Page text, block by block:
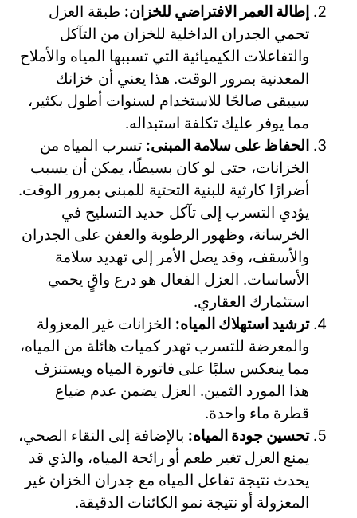
إطالة العمر الافتراضي للخزان: طبقة العزل
تحمي الجدران الداخلية للخزان من التآكل
والتفاعلات الكيميائية التي تسببها المياه والأملاح
المعدنية بمرور الوقت. هذا يعني أن خزانك
سيبقى صالحًا للاستخدام لسنوات أطول بكثير،
مما يوفر عليك تكلفة استبداله.
الحفاظ على سلامة المبنى: تسرب المياه من
الخزانات، حتى لو كان بسيطًا، يمكن أن يسبب
أضرارًا كارثية للبنية التحتية للمبنى بمرور الوقت.
يؤدي التسرب إلى تآكل حديد التسليح في
الخرسانة، وظهور الرطوبة والعفن على الجدران
والأسقف، وقد يصل الأمر إلى تهديد سلامة
الأساسات. العزل الفعال هو درع واقٍ يحمي
استثمارك العقاري.
ترشيد استهلاك المياه: الخزانات غير المعزولة
والمعرضة للتسرب تهدر كميات هائلة من المياه،
مما ينعكس سلبًا على فاتورة المياه ويستنزف
هذا المورد الثمين. العزل يضمن عدم ضياع
قطرة ماء واحدة.
تحسين جودة المياه: بالإضافة إلى النقاء الصحي،
يمنع العزل تغير طعم أو رائحة المياه، والذي قد
يحدث نتيجة تفاعل المياه مع جدران الخزان غير
المعزولة أو نتيجة نمو الكائنات الدقيقة.